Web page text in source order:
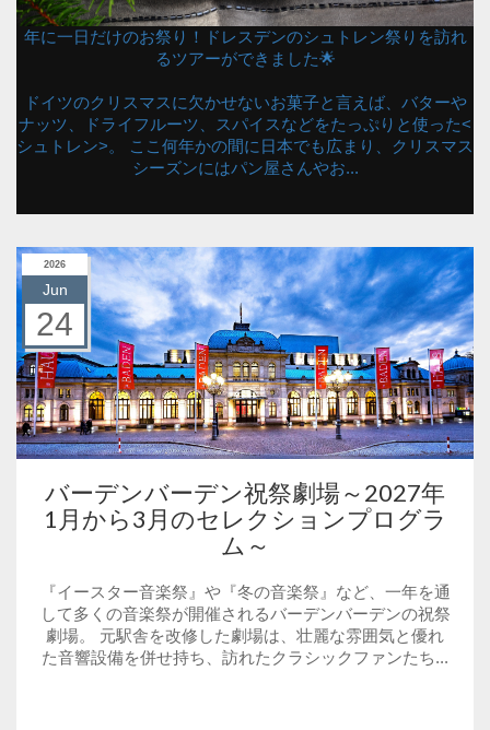
年に一日だけのお祭り！ドレスデンのシュトレン祭りを訪れ
るツアーができました🌟
ドイツのクリスマスに欠かせないお菓子と言えば、バターや
ナッツ、ドライフルーツ、スパイスなどをたっぷりと使った<
シュトレン>。 ここ何年かの間に日本でも広まり、クリスマス
シーズンにはパン屋さんやお...
2026
Jun
24
バーデンバーデン祝祭劇場～2027年
1月から3月のセレクションプログラ
ム～
『イースター音楽祭』や『冬の音楽祭』など、一年を通
して多くの音楽祭が開催されるバーデンバーデンの祝祭
劇場。 元駅舎を改修した劇場は、壮麗な雰囲気と優れ
た音響設備を併せ持ち、訪れたクラシックファンたち...